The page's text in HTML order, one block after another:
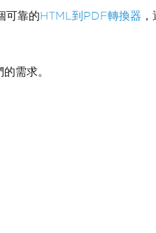
可靠的HTML到PDF轉換器
需求。